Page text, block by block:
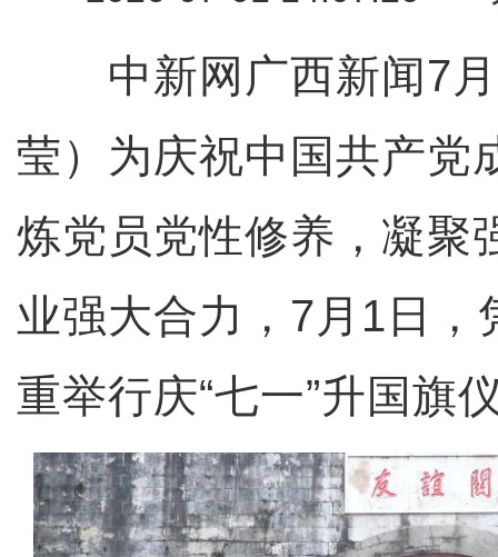
中新网广西新闻7
莹）为庆祝中国共产党
炼党员党性修养，凝聚
业强大合力，7月1日，
重举行庆“七一”升国旗